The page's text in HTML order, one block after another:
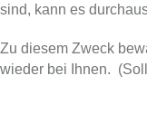
sind, kann es
Zu diesem Zweck
wieder bei Ihnen.